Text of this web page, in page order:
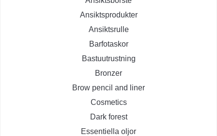
Ansiktsprodukter
Ansiktsrulle
Barfotaskor
Bastuutrustning
Bronzer
Brow pencil and liner
Cosmetics
Dark forest
Essentiella oljor